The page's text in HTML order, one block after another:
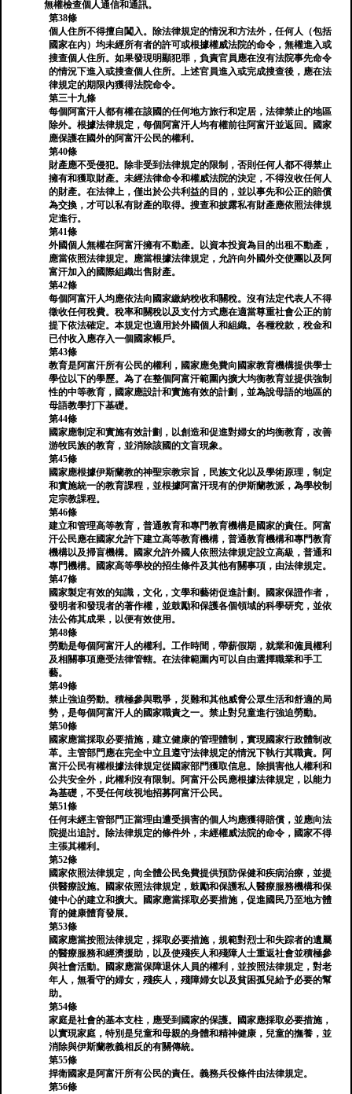
無權檢查個人通信和通訊。
第38條
個人住所不得擅自闖入。除法律規定的情況和方法外，任何人（包括
國家在內）均未經所有者的許可或根據權威法院的命令，無權進入或
搜查個人住所。如果發現明顯犯罪，負責官員應在沒有法院事先命令
的情況下進入或搜查個人住所。上述官員進入或完成搜查後，應在法
律規定的期限內獲得法院命令。
第三十九條
每個阿富汗人都有權在該國的任何地方旅行和定居，法律禁止的地區
除外。根據法律規定，每個阿富汗人均有權前往阿富汗並返回。國家
應保護在國外的阿富汗公民的權利。
第40條
財產應不受侵犯。除非受到法律規定的限制，否則任何人都不得禁止
擁有和獲取財產。未經法律命令和權威法院的決定，不得沒收任何人
的財產。在法律上，僅出於公共利益的目的，並以事先和公正的賠償
為交換，才可以私有財產的取得。搜查和披露私有財產應依照法律規
定進行。
第41條
外國個人無權在阿富汗擁有不動產。以資本投資為目的出租不動產，
應當依照法律規定。應當根據法律規定，允許向外國外交使團以及阿
富汗加入的國際組織出售財產。
第42條
每個阿富汗人均應依法向國家繳納稅收和關稅。沒有法定代表人不得
徵收任何稅費。稅率和關稅以及支付方式應在適當尊重社會公正的前
提下依法確定。本規定也適用於外國個人和組織。各種稅款，稅金和
已付收入應存入一個國家帳戶。
第43條
教育是阿富汗所有公民的權利，國家應免費向國家教育機構提供學士
學位以下的學歷。為了在整個阿富汗範圍內擴大均衡教育並提供強制
性的中等教育，國家應設計和實施有效的計劃，並為說母語的地區的
母語教學打下基礎。
第44條
國家應制定和實施有效計劃，以創造和促進對婦女的均衡教育，改善
游牧民族的教育，並消除該國的文盲現象。
第45條
國家應根據伊斯蘭教的神聖宗教宗旨，民族文化以及學術原理，制定
和實施統一的教育課程，並根據阿富汗現有的伊斯蘭教派，為學校制
定宗教課程。
第46條
建立和管理高等教育，普通教育和專門教育機構是國家的責任。阿富
汗公民應在國家允許下建立高等教育機構，普通教育機構和專門教育
機構以及掃盲機構。國家允許外國人依照法律規定設立高級，普通和
專門機構。國家高等學校的招生條件及其他有關事項，由法律規定。
第47條
國家製定有效的知識，文化，文學和藝術促進計劃。國家保證作者，
發明者和發現者的著作權，並鼓勵和保護各個領域的科學研究，並依
法​​公佈其成果，以便有效使用。
第48條
勞動是每個阿富汗人的權利。工作時間，帶薪假期，就業和僱員權利
及相關事項應受法律管轄。在法律範圍內可以自由選擇職業和手工
藝。
第49條
禁止強迫勞動。積極參與戰爭，災難和其他威脅公眾生活和舒適的局
勢，是每個阿富汗人的國家職責之一。禁止對兒童進行強迫勞動。
第50條
國家應當採取必要措施，建立健康的管理體制，實現國家行政體制改
革。主管部門應在完全中立且遵守法律規定的情況下執行其職責。阿
富汗公民有權根據法律規定從國家部門獲取信息。除損害他人權利和
公共安全外，此權利沒有限制。阿富汗公民應根據法律規定，以能力
為基礎，不受任何歧視地招募阿富汗公民。
第51條
任何未經主管部門正當理由遭受損害的個人均應獲得賠償，並應向法
院提出追討。除法律規定的條件外，未經權威法院的命令，國家不得
主張其權利。
第52條
國家依照法律規定，向全體公民免費提供預防保健和疾病治療，並提
供醫療設施。國家依照法律規定，鼓勵和保護私人醫療服務機構和保
健中心的建立和擴大。國家應當採取必要措施，促進國民乃至地方體
育的健康體育發展。
第53條
國家應當按照法律規定，採取必要措施，規範對烈士和失踪者的遺屬
的醫療服務和經濟援助，以及使殘疾人和殘障人士重返社會並積極參
與社會活動。國家應當保障退休人員的權利，並按照法律規定，對老
年人，無看守的婦女，殘疾人，殘障婦女以及貧困孤兒給予必要的幫
助。
第54條
家庭是社會的基本支柱，應受到國家的保護。國家應採取必要措施，
以實現家庭，特別是兒童和母親的身體和精神健康，兒童的撫養，並
消除與伊斯蘭教義相反的有關傳統。
第55條
捍衛國家是阿富汗所有公民的責任。義務兵役條件由法律規定。
第56條